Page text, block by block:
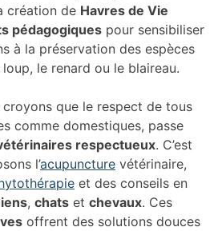
création de Havres de Vie
pédagogiques pour sensibiliser
à la préservation des espèces
le renard ou le blaireau.
croyons que le respect de tous
comme domestiques, passe
respectueux. C’est
l’acupuncture vétérinaire,
et des conseils en
, chats et chevaux. Ces
offrent des solutions douces